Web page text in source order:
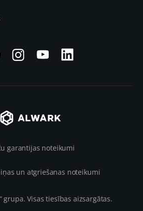
grupa. Visas tiesības aizsargātas.
garantijas noteikumi
un atgriešanas noteikumi